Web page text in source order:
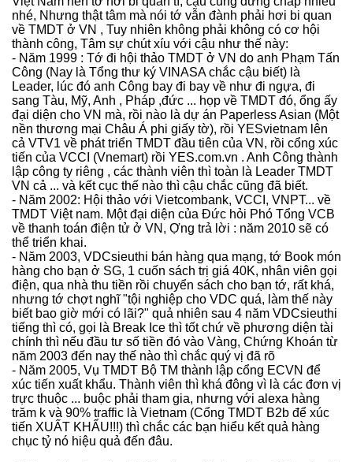
nhé, Nhưng thật tâm mà nói tớ vẫn đành phải hơi bi quan
về TMDT ở VN , Tuy nhiên không phải không có cơ hội
thành công, Tâm sự chút xíu với cậu như thế này:
- Năm 1999 : Tớ đi hội thảo TMDT ở VN do anh Phạm Tấn
Công (Nay là Tổng thư ký VINASA chắc cậu biết) là
Leader, lúc đó anh Công bay đi bay về như đi ngựa, đi
sang Tàu, Mỹ, Anh , Pháp ,đức ... họp về TMDT đó, ổng ấy
đại diện cho VN mà, rồi nào là dự án Paperless Asian (Một
nền thương mại Châu Á phi giấy tờ), rồi YESvietnam lên
cả VTV1 về phát triển TMDT đầu tiên của VN, rồi cổng xúc
tiến của VCCI (Vnemart) rồi YES.com.vn . Anh Công thành
lập công ty riêng , các thành viên thì toàn là Leader TMDT
VN cả ... và kết cục thế nào thì cậu chắc cũng đã biết.
- Năm 2002: Hội thảo với Vietcombank, VCCI, VNPT... về
TMDT Việt nam. Một đại diện của Đức hỏi Phó Tổng VCB
về thanh toán điện tử ở VN, Ợng trả lời : năm 2010 sẽ có
thể triển khai.
- Năm 2003, VDCsieuthi bán hàng qua mạng, tớ Book món
hàng cho bạn ở SG, 1 cuốn sách trị giá 40K, nhân viên gọi
điện, qua nhà thu tiền rồi chuyển sách cho bạn tớ, rất khá,
nhưng tớ chợt nghĩ "tội nghiệp cho VDC quá, làm thế này
biết bao giờ mới có lãi?" quả nhiên sau 4 năm VDCsieuthi
tiếng thì có, gọi là Break Ice thì tốt chứ về phương diện tài
chính thì nếu đầu tư số tiền đó vào Vàng, Chứng Khoán từ
năm 2003 đến nay thế nào thì chắc quý vị đã rõ
- Năm 2005, Vụ TMDT Bộ TM thành lập cổng ECVN để
xúc tiến xuất khẩu. Thành viên thì khá đông vì là các đơn vị
trực thuộc ... buộc phải tham gia, nhưng với alexa hàng
trăm k và 90% traffic là Vietnam (Cổng TMDT B2b để xúc
tiến XUẤT KHẨU!!!) thì chắc các bạn hiểu kết quả hàng
chục tỷ nó hiệu quả đến đâu.